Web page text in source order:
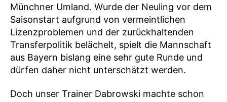
Münchner Umland. Wurde der Neuling vor dem
Saisonstart aufgrund von vermeintlichen
Lizenzproblemen und der zurückhaltenden
Transferpolitik belächelt, spielt die Mannschaft
aus Bayern bislang eine sehr gute Runde und
dürfen daher nicht unterschätzt werden.
Doch unser Trainer Dabrowski machte schon